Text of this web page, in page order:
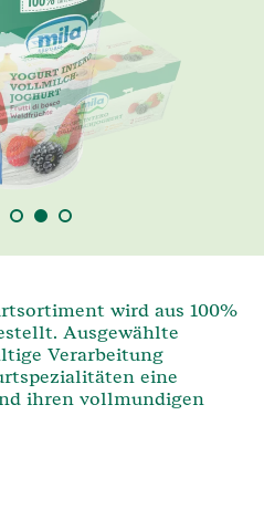
3 4 5
wird aus 100%
Ausgewählte
Verarbeitung
eine
ihren vollmundigen